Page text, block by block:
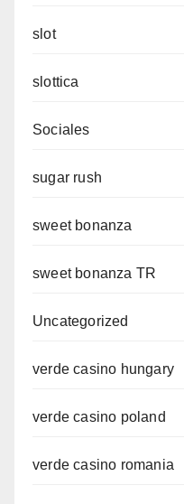
slot
slottica
Sociales
sugar rush
sweet bonanza
sweet bonanza TR
Uncategorized
verde casino hungary
verde casino poland
verde casino romania